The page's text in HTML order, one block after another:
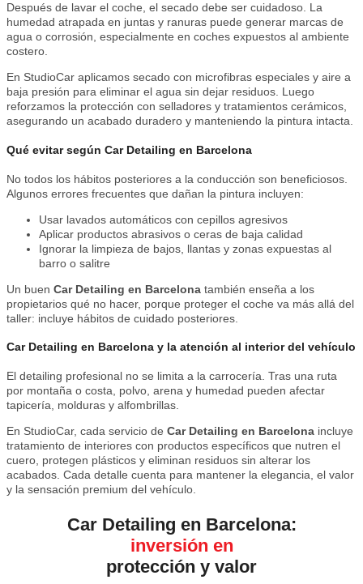
Después de lavar el coche, el secado debe ser cuidadoso. La
humedad atrapada en juntas y ranuras puede generar marcas de
agua o corrosión, especialmente en coches expuestos al ambiente
costero.
En StudioCar aplicamos secado con microfibras especiales y aire a
baja presión para eliminar el agua sin dejar residuos. Luego
reforzamos la protección con selladores y tratamientos cerámicos,
asegurando un acabado duradero y manteniendo la pintura intacta.
Qué evitar según Car Detailing en Barcelona
No todos los hábitos posteriores a la conducción son beneficiosos.
Algunos errores frecuentes que dañan la pintura incluyen:
Usar lavados automáticos con cepillos agresivos
Aplicar productos abrasivos o ceras de baja calidad
Ignorar la limpieza de bajos, llantas y zonas expuestas al
barro o salitre
Un buen Car Detailing en Barcelona también enseña a los
propietarios qué no hacer, porque proteger el coche va más allá del
taller: incluye hábitos de cuidado posteriores.
Car Detailing en Barcelona y la atención al interior del vehículo
El detailing profesional no se limita a la carrocería. Tras una ruta
por montaña o costa, polvo, arena y humedad pueden afectar
tapicería, molduras y alfombrillas.
En StudioCar, cada servicio de Car Detailing en Barcelona incluye
tratamiento de interiores con productos específicos que nutren el
cuero, protegen plásticos y eliminan residuos sin alterar los
acabados. Cada detalle cuenta para mantener la elegancia, el valor
y la sensación premium del vehículo.
Car Detailing en Barcelona:
inversión en
protección y valor